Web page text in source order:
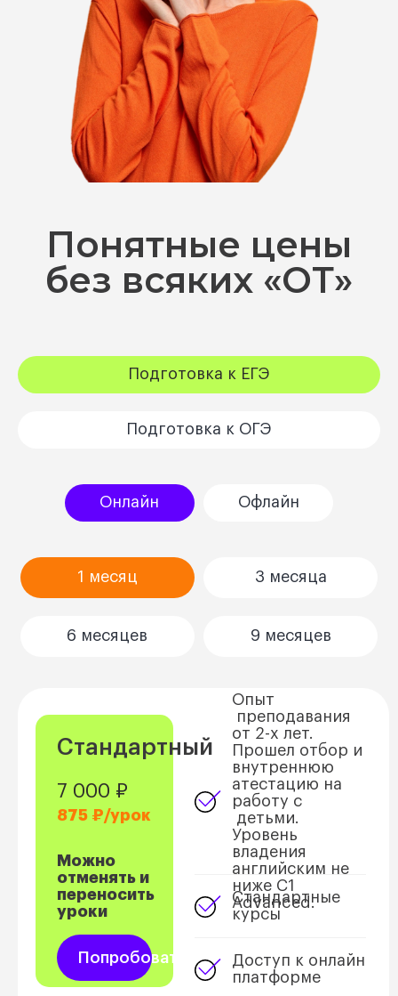
Понятные цены
без всяких «ОТ»
Подготовка к ЕГЭ
Подготовка к ОГЭ
Онлайн Офлайн
1 месяц 3 месяца
6 месяцев 9 месяцев
Стандартный
7 000 ₽
875 ₽/урок
Можно
отменять и
переносить
уроки
Попробовать
Опыт
преподавания
от 2-х лет.
Прошел отбор и
внутреннюю
атестацию на
работу с
детьми.
Уровень
владения
английским не
ниже С1
Advanced.
Стандартные
курсы
Доступ к онлайн
платформе